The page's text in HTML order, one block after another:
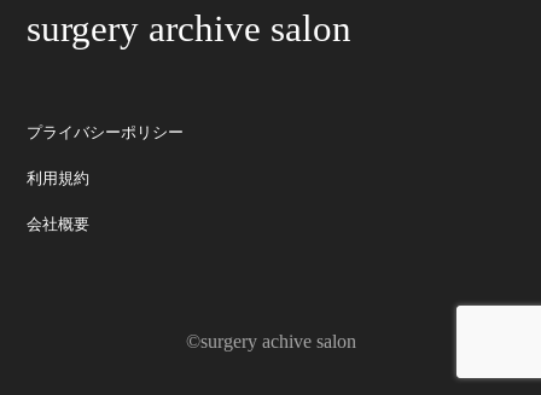
surgery archive salon
プライバシーポリシー
利用規約
会社概要
©surgery achive salon